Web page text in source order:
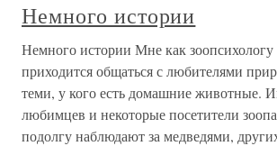
Немного истории
Немного истории Мне как зоопсихологу
приходится общаться с любителями
теми, у кого есть домашние животные.
любимцев и некоторые посетители
подолгу наблюдают за медведями,